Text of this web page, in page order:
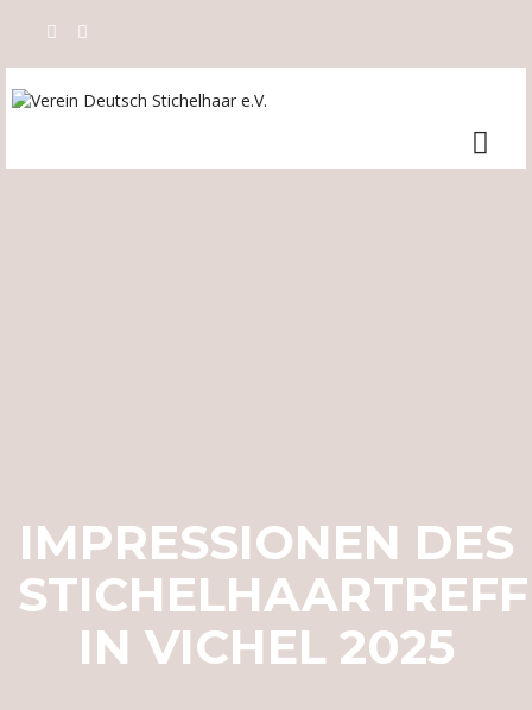
IMPRESSIONEN DES
IN VICHEL 2025